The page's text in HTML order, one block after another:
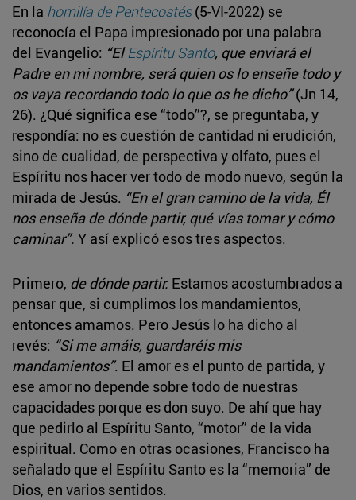
En la homilía de Pentecostés(5-VI-2022) se
reconocía el Papa impresionado por una palabra
del Evangelio: “ElEspíritu Santo, que enviará el
Padre en mi nombre, será quien os lo enseñe todo y
os vaya recordando todo lo que os he dicho”(Jn 14,
26). ¿Qué significa ese “todo”?, se preguntaba, y
respondía: no es cuestión de cantidad ni erudición,
sino de cualidad, de perspectiva y olfato, pues el
Espíritu nos hacer ver todo de modo nuevo, según la
mirada de Jesús. “En el gran camino de la vida, Él
nos enseña de dónde partir, qué vías tomar y cómo
caminar”. Y así explicó esos tres aspectos.
Primero, de dónde partir. Estamos acostumbrados a
pensar que, si cumplimos los mandamientos,
entonces amamos. Pero Jesús lo ha dicho al
revés: “Si me amáis, guardaréis mis
mandamientos”. El amor es el punto de partida, y
ese amor no depende sobre todo de nuestras
capacidades porque es don suyo. De ahí que hay
que pedirlo al Espíritu Santo, “motor” de la vida
espiritual. Como en otras ocasiones, Francisco ha
señalado que el Espíritu Santo es la “memoria” de
Dios, en varios sentidos.